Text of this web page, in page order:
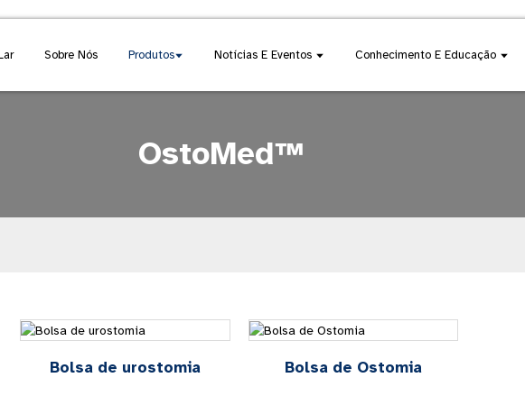
Sobre Nós Produtos Notícias E Eventos Conhecimento E Educação
OstoMed™
Bolsa de urostomia Bolsa de Ostomia